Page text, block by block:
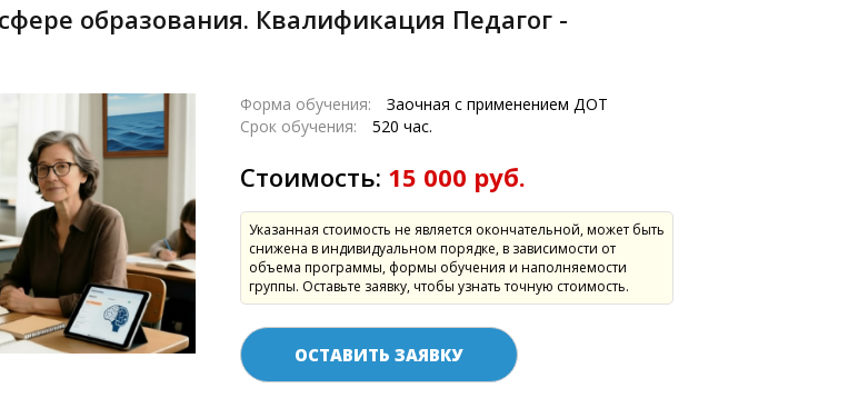
Форма обучения:
Заочная с применением ДОТ
Срок обучения:
520 час.
Стоимость: 15 000 руб.
Указанная стоимость не является окончательной, может быть
снижена в индивидуальном порядке, в зависимости от
объема программы, формы обучения и наполняемости
группы. Оставьте заявку, чтобы узнать точную стоимость.
ОСТАВИТЬ ЗАЯВКУ